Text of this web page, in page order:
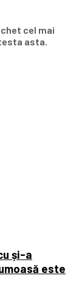
cel mai
asta.
și-a
este